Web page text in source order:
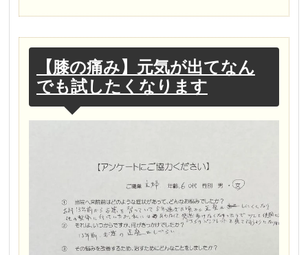
【膝の痛み】元気が出てなん
でも試したくなります